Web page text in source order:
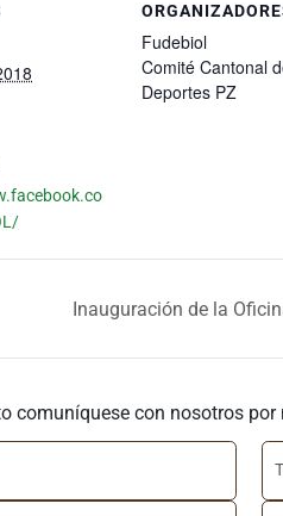
Fudebiol
Comité Cantonal
Deportes PZ
Inauguración de la
comuníquese con nosotros